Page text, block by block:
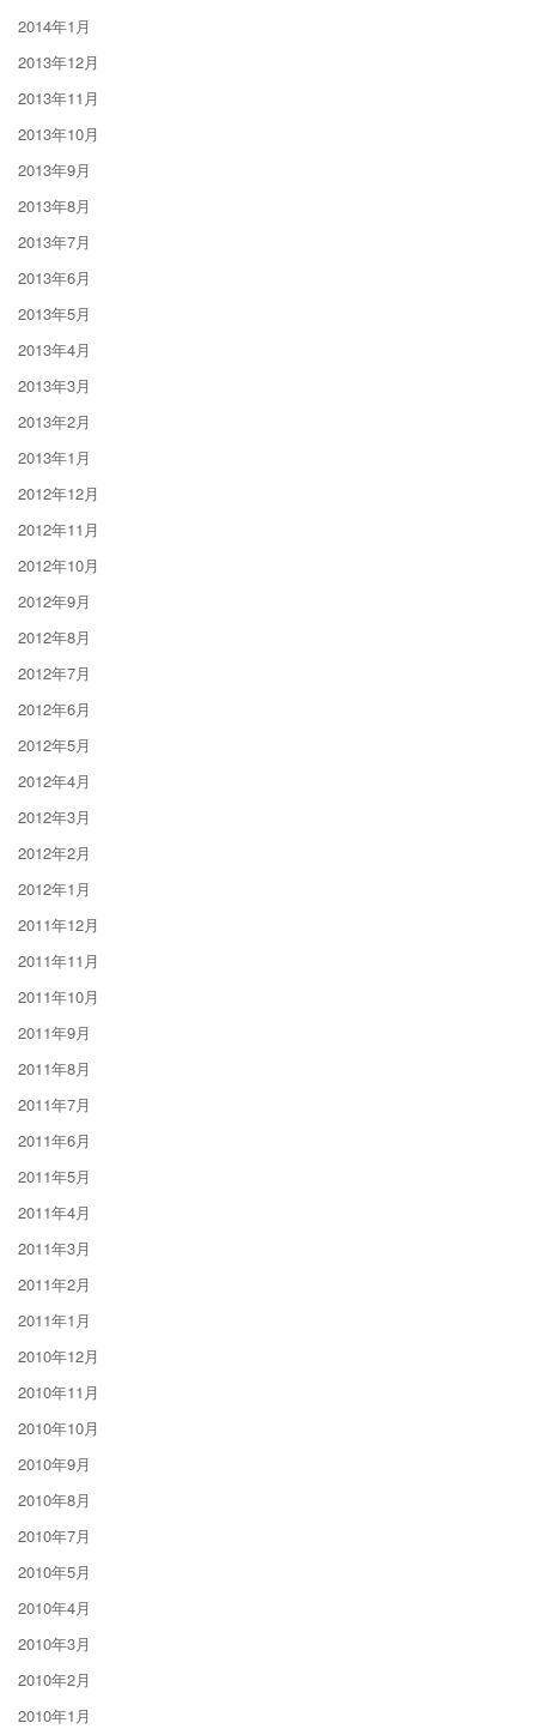
2014年1月
2013年12月
2013年11月
2013年10月
2013年9月
2013年8月
2013年7月
2013年6月
2013年5月
2013年4月
2013年3月
2013年2月
2013年1月
2012年12月
2012年11月
2012年10月
2012年9月
2012年8月
2012年7月
2012年6月
2012年5月
2012年4月
2012年3月
2012年2月
2012年1月
2011年12月
2011年11月
2011年10月
2011年9月
2011年8月
2011年7月
2011年6月
2011年5月
2011年4月
2011年3月
2011年2月
2011年1月
2010年12月
2010年11月
2010年10月
2010年9月
2010年8月
2010年7月
2010年5月
2010年4月
2010年3月
2010年2月
2010年1月